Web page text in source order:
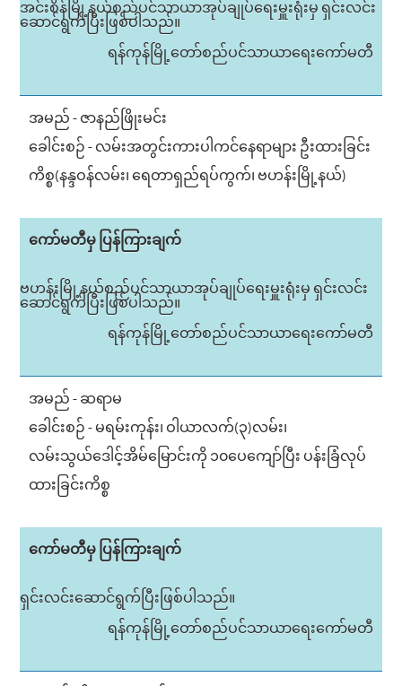
အင်းစိန်မြို့နယ်စည်ပင်သာယာအုပ်ချုပ်ရေးမှူးရုံးမှ ရှင်းလင်း
ဆောင်ရွက်ပြီးဖြစ်ပါသည်။
ရန်ကုန်မြို့တော်စည်ပင်သာယာရေးကော်မတီ
အမည် - ဇာနည်ဖြိုးမင်း
ခေါင်းစဉ် - လမ်းအတွင်းကားပါကင်နေရာများ ဦးထားခြင်း
ကိစ္စ(နန္ဒဝန်လမ်း၊ ရေတာရှည်ရပ်ကွက်၊ ဗဟန်းမြို့နယ်)
ကော်မတီမှ ပြန်ကြားချက်
ဗဟန်းမြို့နယ်စည်ပင်သာယာအုပ်ချုပ်ရေးမှူးရုံးမှ ရှင်းလင်း
ဆောင်ရွက်ပြီးဖြစ်ပါသည်။
ရန်ကုန်မြို့တော်စည်ပင်သာယာရေးကော်မတီ
အမည် - ဆရာမ
ခေါင်းစဉ် - မရမ်းကုန်း၊ ဝါယာလက်(၃)လမ်း၊
လမ်းသွယ်‌ဒေါင့်အိမ်မြောင်းကို ၁၀ပေကျော်ပြီး ပန်းခြံလုပ်
ထားခြင်းကိစ္စ
ကော်မတီမှ ပြန်ကြားချက်
ရှင်းလင်းဆောင်ရွက်ပြီးဖြစ်ပါသည်။
ရန်ကုန်မြို့တော်စည်ပင်သာယာရေးကော်မတီ